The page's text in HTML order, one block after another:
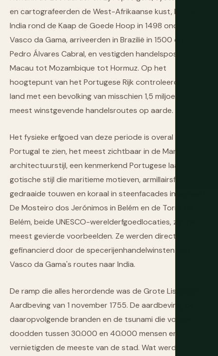
en cartografeerden de West-Afrikaanse kust, bereikten
India rond de Kaap de Goede Hoop in 1498 onder
Vasco da Gama, arriveerden in Brazilië in 1500 onder
Pedro Álvares Cabral, en vestigden handelsposten van
Macau tot Mozambique tot Hormuz. Op het
hoogtepunt van het Portugese Rijk controleerde een
land met een bevolking van misschien 1,5 miljoen de
meest winstgevende handelsroutes op aarde.
Het fysieke erfgoed van deze periode is overal in
Portugal te zien, het meest zichtbaar in de Manuelijnse
architectuurstijl, een kenmerkend Portugese laat-
gotische stijl die maritieme motieven, armillairsferen,
gedraaide touwen en koraal in steenfacades integreert.
De Mosteiro dos Jerónimos in Belém en de Torre de
Belém, beide UNESCO-werelderfgoedlocaties, zijn de
meest gevierde voorbeelden. Ze werden direct
gefinancierd door de specerijenhandelwinsten van
Vasco da Gama's routes naar India.
De ramp die alles herordende was de Grote Lissabon
Aardbeving van 1 november 1755. De aardbeving, de
daaropvolgende branden en de tsunami die volgde
doodden tussen 30.000 en 40.000 mensen en
vernietigden de meeste van de stad. Wat werd